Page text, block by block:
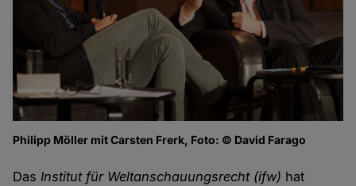
Philipp Möller mit Carsten Frerk, Foto: © David Farago
DasInstitut für Weltanschauungsrecht (ifw) hat